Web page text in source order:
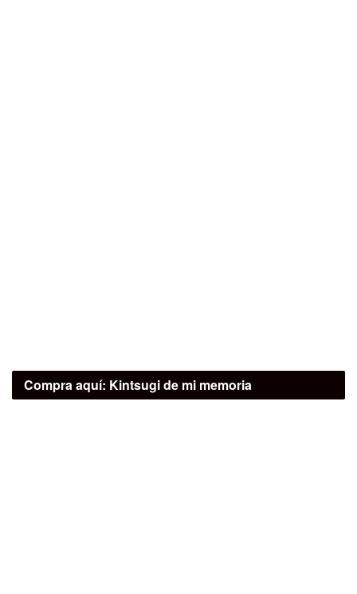
Compra aquí: Kintsugi de mi memoria